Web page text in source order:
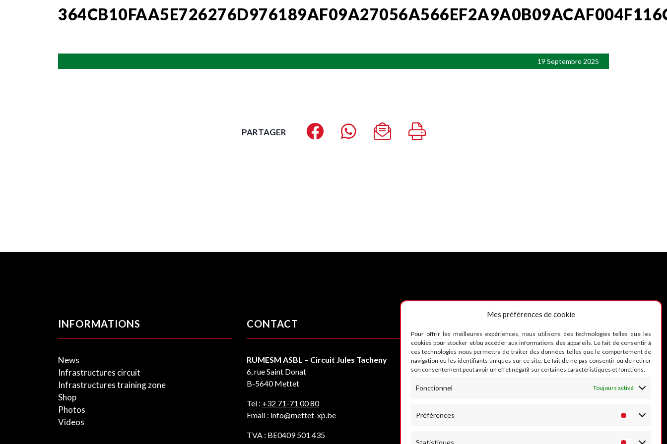
Mes préférences de cookie
Pour offrir les meilleures expériences, nous utilisons des technologies telles que les
cookies pour stocker et/ou accéder aux informations des appareils. Le fait de consentir à
ces technologies nous permettra de traiter des données telles que le comportement de
navigation ou les identifiants uniques sur ce site. Le fait de ne pas consentir ou de retirer
son consentement peut avoir un effet négatif sur certaines caractéristiques et fonctions.
Fonctionnel Toujours activé
Préférences
Statistiques
19 Septembre 2025
PARTAGER
INFORMATIONS
News
Infrastructures circuit
Infrastructures training zone
Shop
Photos
Videos
CONTACT
RUMESM ASBL – Circuit Jules Tacheny
6, rue Saint Donat
B-5640 Mettet
Tel : +32 71-71 00 80
Email : info@mettet-xp.be
TVA : BE0409 501 435